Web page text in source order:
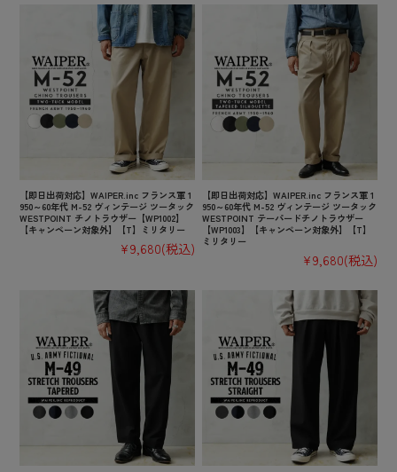
【即日出荷対応】WAIPER.inc フランス軍 1
950～60年代 M-52 ヴィンテージ ツータック
WESTPOINT チノトラウザー【WP1002】
【キャンペーン対象外】【T】ミリタリー
¥9,680(税込)
【即日出荷対応】WAIPER.inc フランス軍 1
950～60年代 M-52 ヴィンテージ ツータック
WESTPOINT テーパードチノトラウザー
【WP1003】【キャンペーン対象外】【T】
ミリタリー
¥9,680(税込)